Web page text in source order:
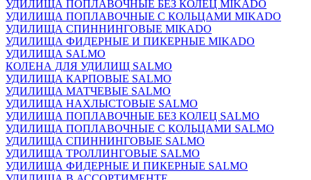
УДИЛИЩА ПОПЛАВОЧНЫЕ БЕЗ КОЛЕЦ MIKADO
УДИЛИЩА ПОПЛАВОЧНЫЕ С КОЛЬЦАМИ MIKADO
УДИЛИЩА СПИННИНГОВЫЕ MIKADO
УДИЛИЩА ФИДЕРНЫЕ И ПИКЕРНЫЕ MIKADO
УДИЛИЩА SALMO
КОЛЕНА ДЛЯ УДИЛИЩ SALMO
УДИЛИЩА КАРПОВЫЕ SALMO
УДИЛИЩА МАТЧЕВЫЕ SALMO
УДИЛИЩА НАХЛЫСТОВЫЕ SALMO
УДИЛИЩА ПОПЛАВОЧНЫЕ БЕЗ КОЛЕЦ SALMO
УДИЛИЩА ПОПЛАВОЧНЫЕ С КОЛЬЦАМИ SALMO
УДИЛИЩА СПИННИНГОВЫЕ SALMO
УДИЛИЩА ТРОЛЛИНГОВЫЕ SALMO
УДИЛИЩА ФИДЕРНЫЕ И ПИКЕРНЫЕ SALMO